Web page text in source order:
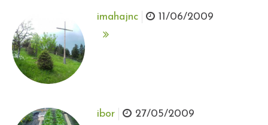
imahajnc 11/06/2009
ibor 27/05/2009